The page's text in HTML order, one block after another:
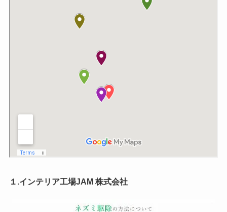
１.インテリア工場JAM 株式会社